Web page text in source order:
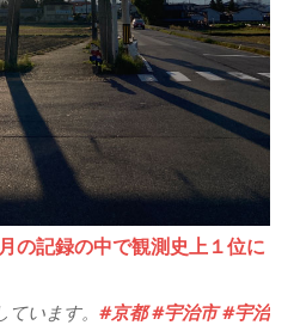
の記録の中で観測史上１位に
います。 #京都 #宇治市 #宇治